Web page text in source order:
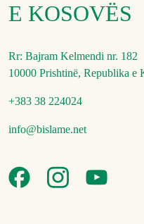
E KOSOVËS
Rr: Bajram Kelmendi nr. 182
10000 Prishtinë, Republika e
+383 38 224024
info@bislame.net